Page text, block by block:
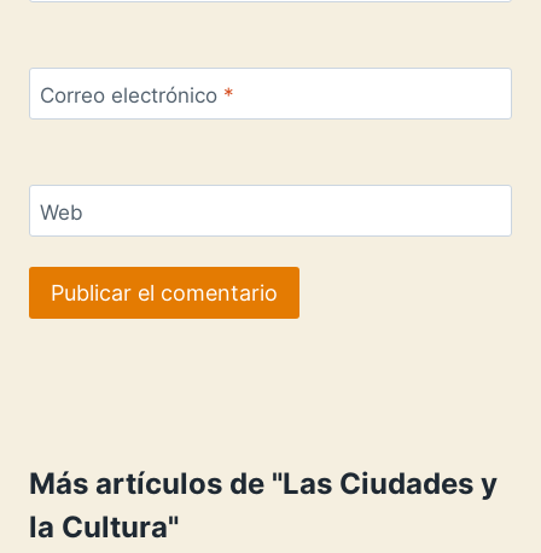
Correo electrónico *
Web
Más artículos de "Las Ciudades y
la Cultura"